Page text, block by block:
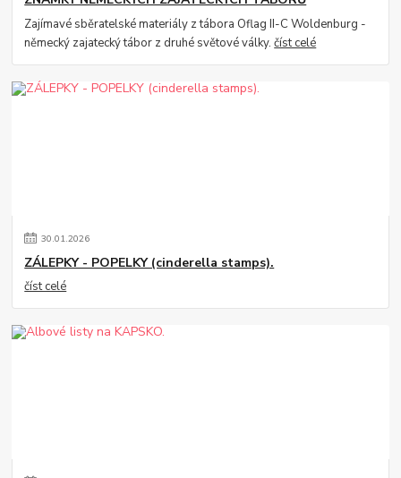
Zajímavé sběratelské materiály z tábora Oflag II-C Woldenburg -
německý zajatecký tábor z druhé světové války.číst celé
30.01.2026
ZÁLEPKY - POPELKY (cinderella stamps).
číst celé